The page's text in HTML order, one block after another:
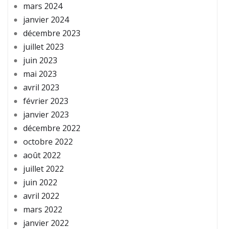
mars 2024
janvier 2024
décembre 2023
juillet 2023
juin 2023
mai 2023
avril 2023
février 2023
janvier 2023
décembre 2022
octobre 2022
août 2022
juillet 2022
juin 2022
avril 2022
mars 2022
janvier 2022